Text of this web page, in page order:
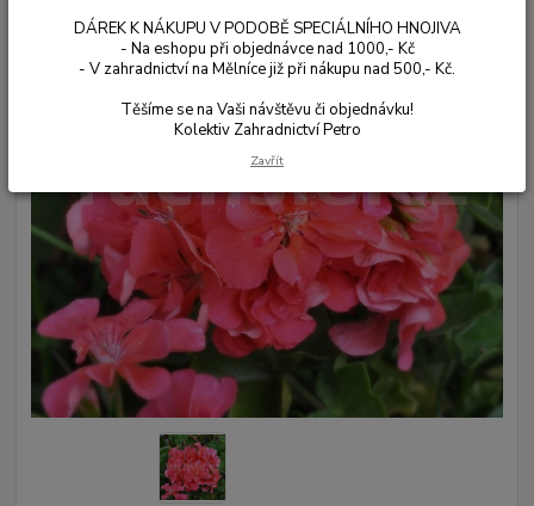
DÁREK K NÁKUPU V PODOBĚ SPECIÁLNÍHO HNOJIVA
- Na eshopu při objednávce nad 1000,- Kč
- V zahradnictví na Mělníce již při nákupu nad 500,- Kč.
Těšíme se na Vaši návštěvu či objednávku!
Kolektiv Zahradnictví Petro
Zavřít